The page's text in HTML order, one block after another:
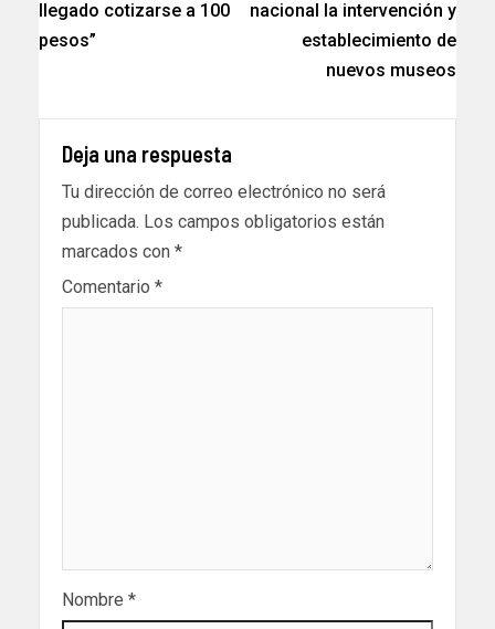
llegado cotizarse a 100
pesos”
nacional la intervención y
establecimiento de
nuevos museos
Deja una respuesta
Tu dirección de correo electrónico no será
publicada. Los campos obligatorios están
marcados con *
Comentario *
Nombre *